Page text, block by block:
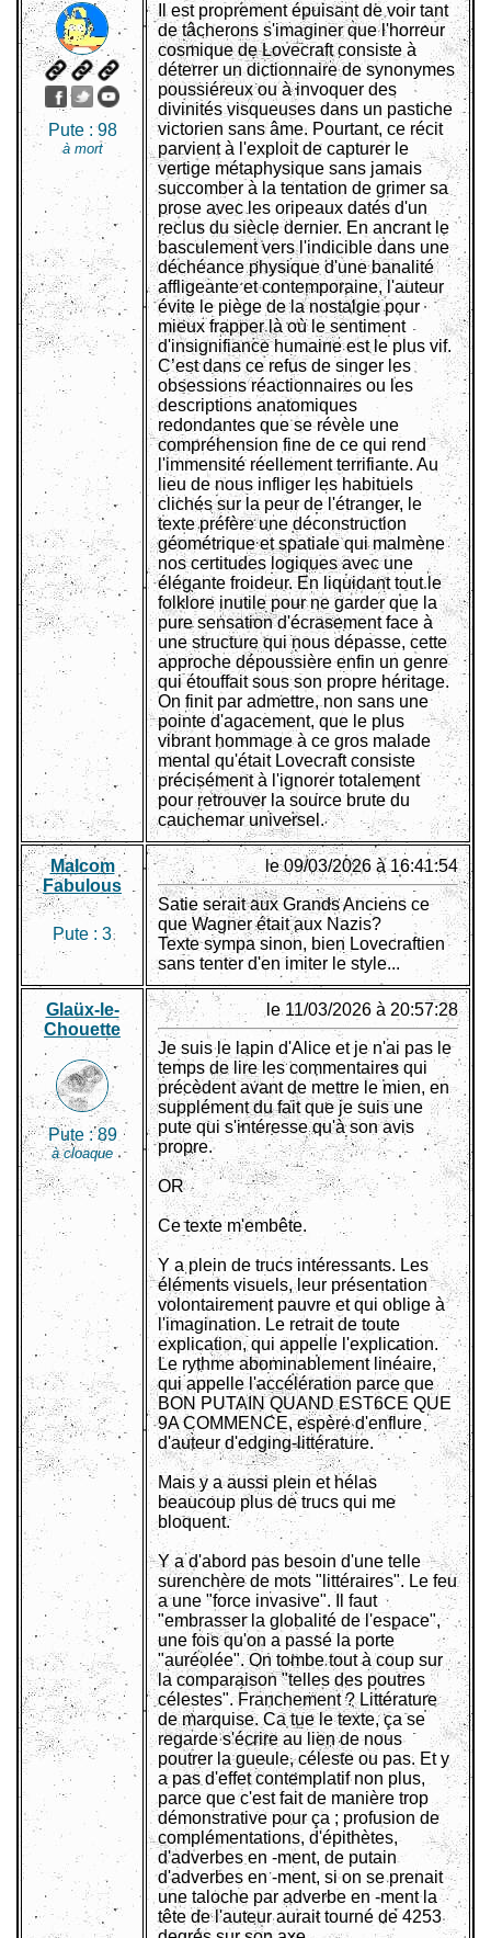
Pute :98
à mort
Il est proprement épuisant de voir tant
de tâcherons s'imaginer que l'horreur
cosmique de Lovecraft consiste à
déterrer un dictionnaire de synonymes
poussiéreux ou à invoquer des
divinités visqueuses dans un pastiche
victorien sans âme. Pourtant, ce récit
parvient à l'exploit de capturer le
vertige métaphysique sans jamais
succomber à la tentation de grimer sa
prose avec les oripeaux datés d'un
reclus du siècle dernier. En ancrant le
basculement vers l'indicible dans une
déchéance physique d'une banalité
affligeante et contemporaine, l'auteur
évite le piège de la nostalgie pour
mieux frapper là où le sentiment
d'insignifiance humaine est le plus vif.
C’est dans ce refus de singer les
obsessions réactionnaires ou les
descriptions anatomiques
redondantes que se révèle une
compréhension fine de ce qui rend
l'immensité réellement terrifiante. Au
lieu de nous infliger les habituels
clichés sur la peur de l'étranger, le
texte préfère une déconstruction
géométrique et spatiale qui malmène
nos certitudes logiques avec une
élégante froideur. En liquidant tout le
folklore inutile pour ne garder que la
pure sensation d'écrasement face à
une structure qui nous dépasse, cette
approche dépoussière enfin un genre
qui étouffait sous son propre héritage.
On finit par admettre, non sans une
pointe d'agacement, que le plus
vibrant hommage à ce gros malade
mental qu'était Lovecraft consiste
précisément à l'ignorer totalement
pour retrouver la source brute du
cauchemar universel.
Malcom
Fabulous
Pute : 3
le 09/03/2026 à 16:41:54
Satie serait aux Grands Anciens ce
que Wagner était aux Nazis?
Texte sympa sinon, bien Lovecraftien
sans tenter d'en imiter le style...
Glaüx-le-
Chouette
Pute :89
à cloaque
le 11/03/2026 à 20:57:28
Je suis le lapin d'Alice et je n'ai pas le
temps de lire les commentaires qui
précèdent avant de mettre le mien, en
supplément du fait que je suis une
pute qui s'intéresse qu'à son avis
propre.
OR
Ce texte m'embête.
Y a plein de trucs intéressants. Les
éléments visuels, leur présentation
volontairement pauvre et qui oblige à
l'imagination. Le retrait de toute
explication, qui appelle l'explication.
Le rythme abominablement linéaire,
qui appelle l'accélération parce que
BON PUTAIN QUAND EST6CE QUE
9A COMMENCE, espère d'enflure
d'auteur d'edging-littérature.
Mais y a aussi plein et hélas
beaucoup plus de trucs qui me
bloquent.
Y a d'abord pas besoin d'une telle
surenchère de mots "littéraires". Le feu
a une "force invasive". Il faut
"embrasser la globalité de l'espace",
une fois qu'on a passé la porte
"auréolée". On tombe tout à coup sur
la comparaison "telles des poutres
célestes". Franchement ? Littérature
de marquise. Ca tue le texte, ça se
regarde s'écrire au lien de nous
poutrer la gueule, céleste ou pas. Et y
a pas d'effet contemplatif non plus,
parce que c'est fait de manière trop
démonstrative pour ça ; profusion de
complémentations, d'épithètes,
d'adverbes en -ment, de putain
d'adverbes en -ment, si on se prenait
une taloche par adverbe en -ment la
tête de l'auteur aurait tourné de 4253